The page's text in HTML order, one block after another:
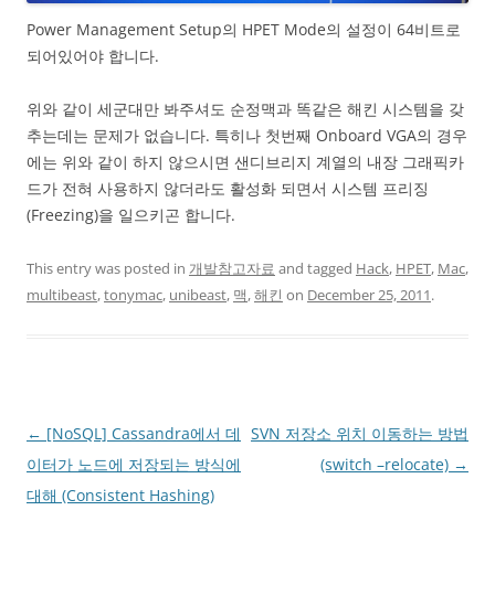
Power Management Setup의 HPET Mode의 설정이 64비트로
되어있어야 합니다.
위와 같이 세군대만 봐주셔도 순정맥과 똑같은 해킨 시스템을 갖
추는데는 문제가 없습니다. 특히나 첫번째 Onboard VGA의 경우
에는 위와 같이 하지 않으시면 샌디브리지 계열의 내장 그래픽카
드가 전혀 사용하지 않더라도 활성화 되면서 시스템 프리징
(Freezing)을 일으키곤 합니다.
This entry was posted in 개발참고자료 and tagged Hack, HPET, Mac,
multibeast,tonymac, unibeast, 맥,해킨 on December 25, 2011.
Post
navigation
← [NoSQL] Cassandra에서 데
이터가 노드에 저장되는 방식에
대해 (Consistent Hashing)
SVN 저장소 위치 이동하는 방법
(switch –relocate) →